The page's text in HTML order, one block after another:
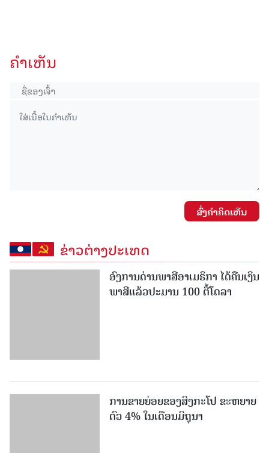
ຄໍາເຫັນ
ສົ່ງຄໍາຄິດເຫັນ
ຂ່າວຕ່າງປະເທດ
ອົງການດ່ານພາສີອາເມຣິກາ ໄດ້ຄືນເງິນ
ພາສີແລ້ວປະມານ 100 ຕື້ໂດລາ
ຕົວ 4% ໃນເດືອນມິຖຸນາ